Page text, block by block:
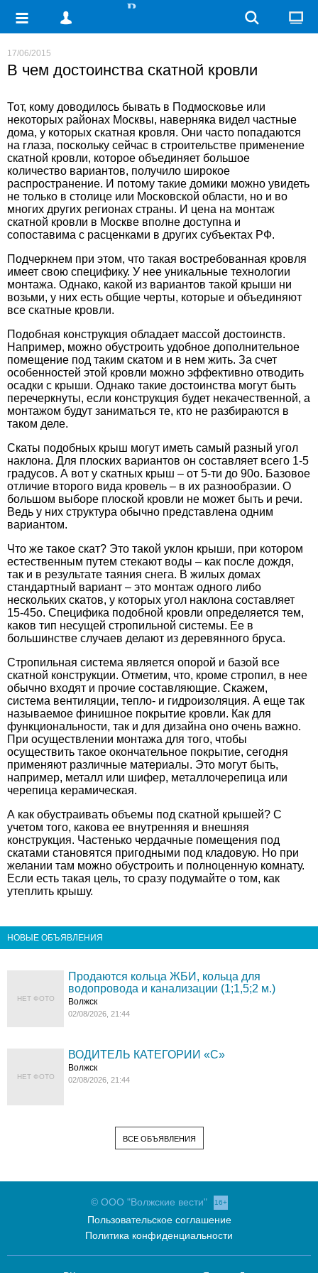
17/06/2015
В чем достоинства скатной кровли
Тот, кому доводилось бывать в Подмосковье или
некоторых районах Москвы, наверняка видел частные
дома, у которых скатная кровля. Они часто попадаются
на глаза, поскольку сейчас в строительстве применение
скатной кровли, которое объединяет большое
количество вариантов, получило широкое
распространение. И потому такие домики можно увидеть
не только в столице или Московской области, но и во
многих других регионах страны. И цена на монтаж
скатной кровли в Москве вполне доступна и
сопоставима с расценками в других субъектах РФ.
Подчеркнем при этом, что такая востребованная кровля
имеет свою специфику. У нее уникальные технологии
монтажа. Однако, какой из вариантов такой крыши ни
возьми, у них есть общие черты, которые и объединяют
все скатные кровли.
Подобная конструкция обладает массой достоинств.
Например, можно обустроить удобное дополнительное
помещение под таким скатом и в нем жить. За счет
особенностей этой кровли можно эффективно отводить
осадки с крыши. Однако такие достоинства могут быть
перечеркнуты, если конструкция будет некачественной, а
монтажом будут заниматься те, кто не разбираются в
таком деле.
Скаты подобных крыш могут иметь самый разный угол
наклона. Для плоских вариантов он составляет всего 1-5
градусов. А вот у скатных крыш – от 5-ти до 90о. Базовое
отличие второго вида кровель – в их разнообразии. О
большом выборе плоской кровли не может быть и речи.
Ведь у них структура обычно представлена одним
вариантом.
Что же такое скат? Это такой уклон крыши, при котором
естественным путем стекают воды – как после дождя,
так и в результате таяния снега. В жилых домах
стандартный вариант – это монтаж одного либо
нескольких скатов, у которых угол наклона составляет
15-45о. Специфика подобной кровли определяется тем,
каков тип несущей стропильной системы. Ее в
большинстве случаев делают из деревянного бруса.
Стропильная система является опорой и базой все
скатной конструкции. Отметим, что, кроме стропил, в нее
обычно входят и прочие составляющие. Скажем,
система вентиляции, тепло- и гидроизоляция. А еще так
называемое финишное покрытие кровли. Как для
функциональности, так и для дизайна оно очень важно.
При осуществлении монтажа для того, чтобы
осуществить такое окончательное покрытие, сегодня
применяют различные материалы. Это могут быть,
например, металл или шифер, металлочерепица или
черепица керамическая.
А как обустраивать объемы под скатной крышей? С
учетом того, какова ее внутренняя и внешняя
конструкция. Частенько чердачные помещения под
скатами становятся пригодными под кладовую. Но при
желании там можно обустроить и полноценную комнату.
Если есть такая цель, то сразу подумайте о том, как
утеплить крышу.
НОВЫЕ ОБЪЯВЛЕНИЯ
НЕТ ФОТО
Продаются кольца ЖБИ, кольца для
водопровода и канализации (1;1,5;2 м.)
Волжск
02/08/2026, 21:44
НЕТ ФОТО
ВОДИТЕЛЬ КАТЕГОРИИ «C»
Волжск
02/08/2026, 21:44
ВСЕ ОБЪЯВЛЕНИЯ
© ООО "Волжские вести" 16+
Пользовательское соглашение
Политика конфиденциальности